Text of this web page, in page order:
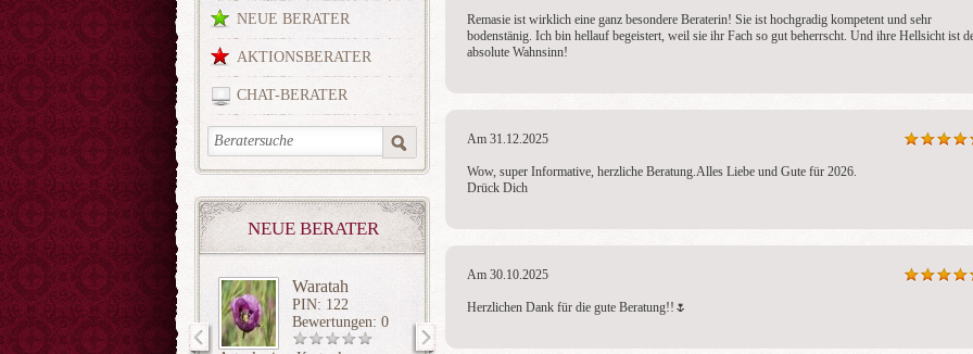
NEUE BERATER
AKTIONSBERATER
CHAT-BERATER
NEUE BERATER
Waratah
PIN: 122
Bewertungen: 0
PIN: 029
Remasie ist wirklich eine ganz besondere Beraterin! Sie ist hochgradig kompetent und sehr
bodenstänig. Ich bin hellauf begeistert, weil sie ihr Fach so gut beherrscht. Und ihre Hellsicht ist
absolute Wahnsinn!
Am 31.12.2025
Wow, super Informative, herzliche Beratung.Alles Liebe und Gute für 2026.
Drück Dich
Am 30.10.2025
Herzlichen Dank für die gute Beratung!!🌷